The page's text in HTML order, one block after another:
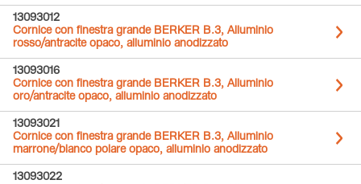
13093012
Cornice con finestra grande BERKER B.3, Alluminio
rosso/antracite opaco, alluminio anodizzato
13093016
Cornice con finestra grande BERKER B.3, Alluminio
oro/antracite opaco, alluminio anodizzato
13093021
Cornice con finestra grande BERKER B.3, Alluminio
marrone/bianco polare opaco, alluminio anodizzato
13093022